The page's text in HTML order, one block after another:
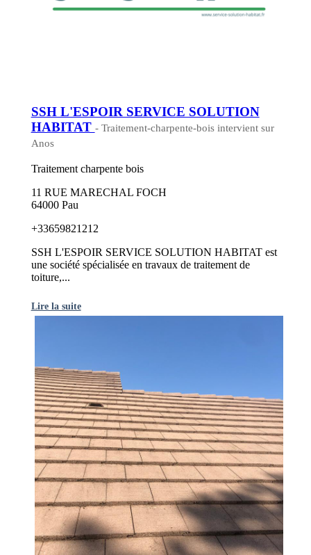
SSH L'ESPOIR SERVICE SOLUTION
HABITAT - Traitement-charpente-bois intervient sur
Anos
Traitement charpente bois
11 RUE MARECHAL FOCH
64000 Pau
+33659821212
SSH L'ESPOIR SERVICE SOLUTION HABITAT est
une société spécialisée en travaux de traitement de
toiture,...
Lire la suite